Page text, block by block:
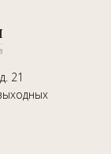
21